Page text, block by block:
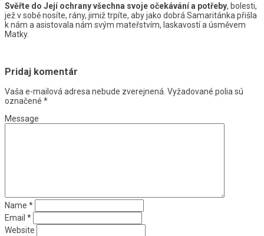
Svěřte do Její ochranyvšechna svoje očekávání a potřeby, bolesti,
jež v sobě nosíte, rány, jimiž trpíte, aby jako dobrá Samaritánka přišla
k nám a asistovala nám svým mateřstvím, laskavostí a úsměvem
Matky.
Pridaj komentár
Vaša e-mailová adresa nebude zverejnená. Vyžadované polia sú
označené *
Message
Name *
Email *
Website